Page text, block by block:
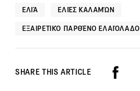
ΕΛΙΆ ΕΛΙΈΣ ΚΑΛΑΜΏΝ
ΕΞΑΙΡΕΤΙΚΌ ΠΑΡΘΈΝΟ ΕΛΑΙΌΛΑΔΟ
SHARE THIS ARTICLE